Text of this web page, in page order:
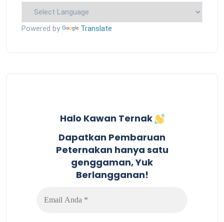
Powered by Translate
Halo Kawan Ternak
Dapatkan Pembaruan
Peternakan hanya satu
genggaman, Yuk
Berlangganan!